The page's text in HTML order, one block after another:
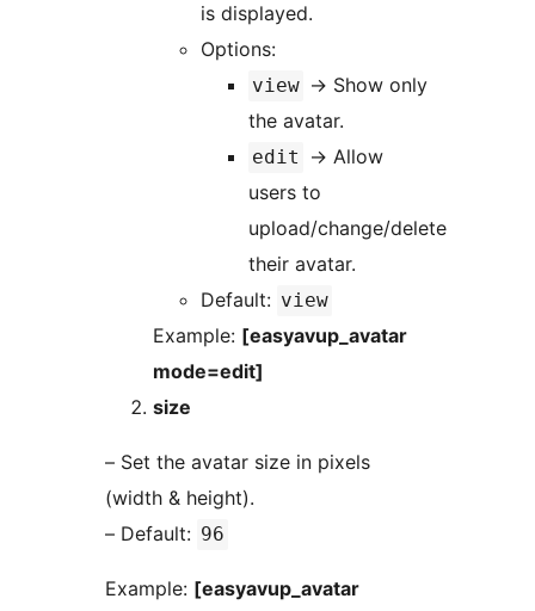
is displayed.
Options:
view → Show only
the avatar.
edit → Allow
users to
upload/change/delete
their avatar.
Default: view
Example: [easyavup_avatar
mode=edit]
size
– Set the avatar size in pixels
(width & height).
– Default: 96
Example: [easyavup_avatar